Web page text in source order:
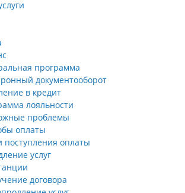
программа
документооборот
в кредит
лояльности
проблемы
оплаты
поступления оплаты
услуг
договора